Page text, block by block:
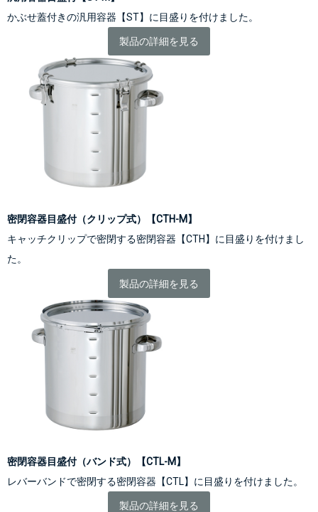
かぶせ蓋付きの汎用容器【ST】 に目盛りを付けました。
製品の詳細を見る
密閉容器目盛付（クリップ式）【CTH-M】
キャッチクリップで密閉する密閉容器【CTH】 に目盛りを付けまし
た。
製品の詳細を見る
密閉容器目盛付（バンド式）【CTL-M】
レバーバンドで密閉する密閉容器【CTL】 に目盛りを付けました。
製品の詳細を見る